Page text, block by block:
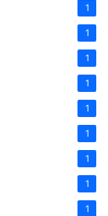
1
1
1
1
1
1
1
1
1